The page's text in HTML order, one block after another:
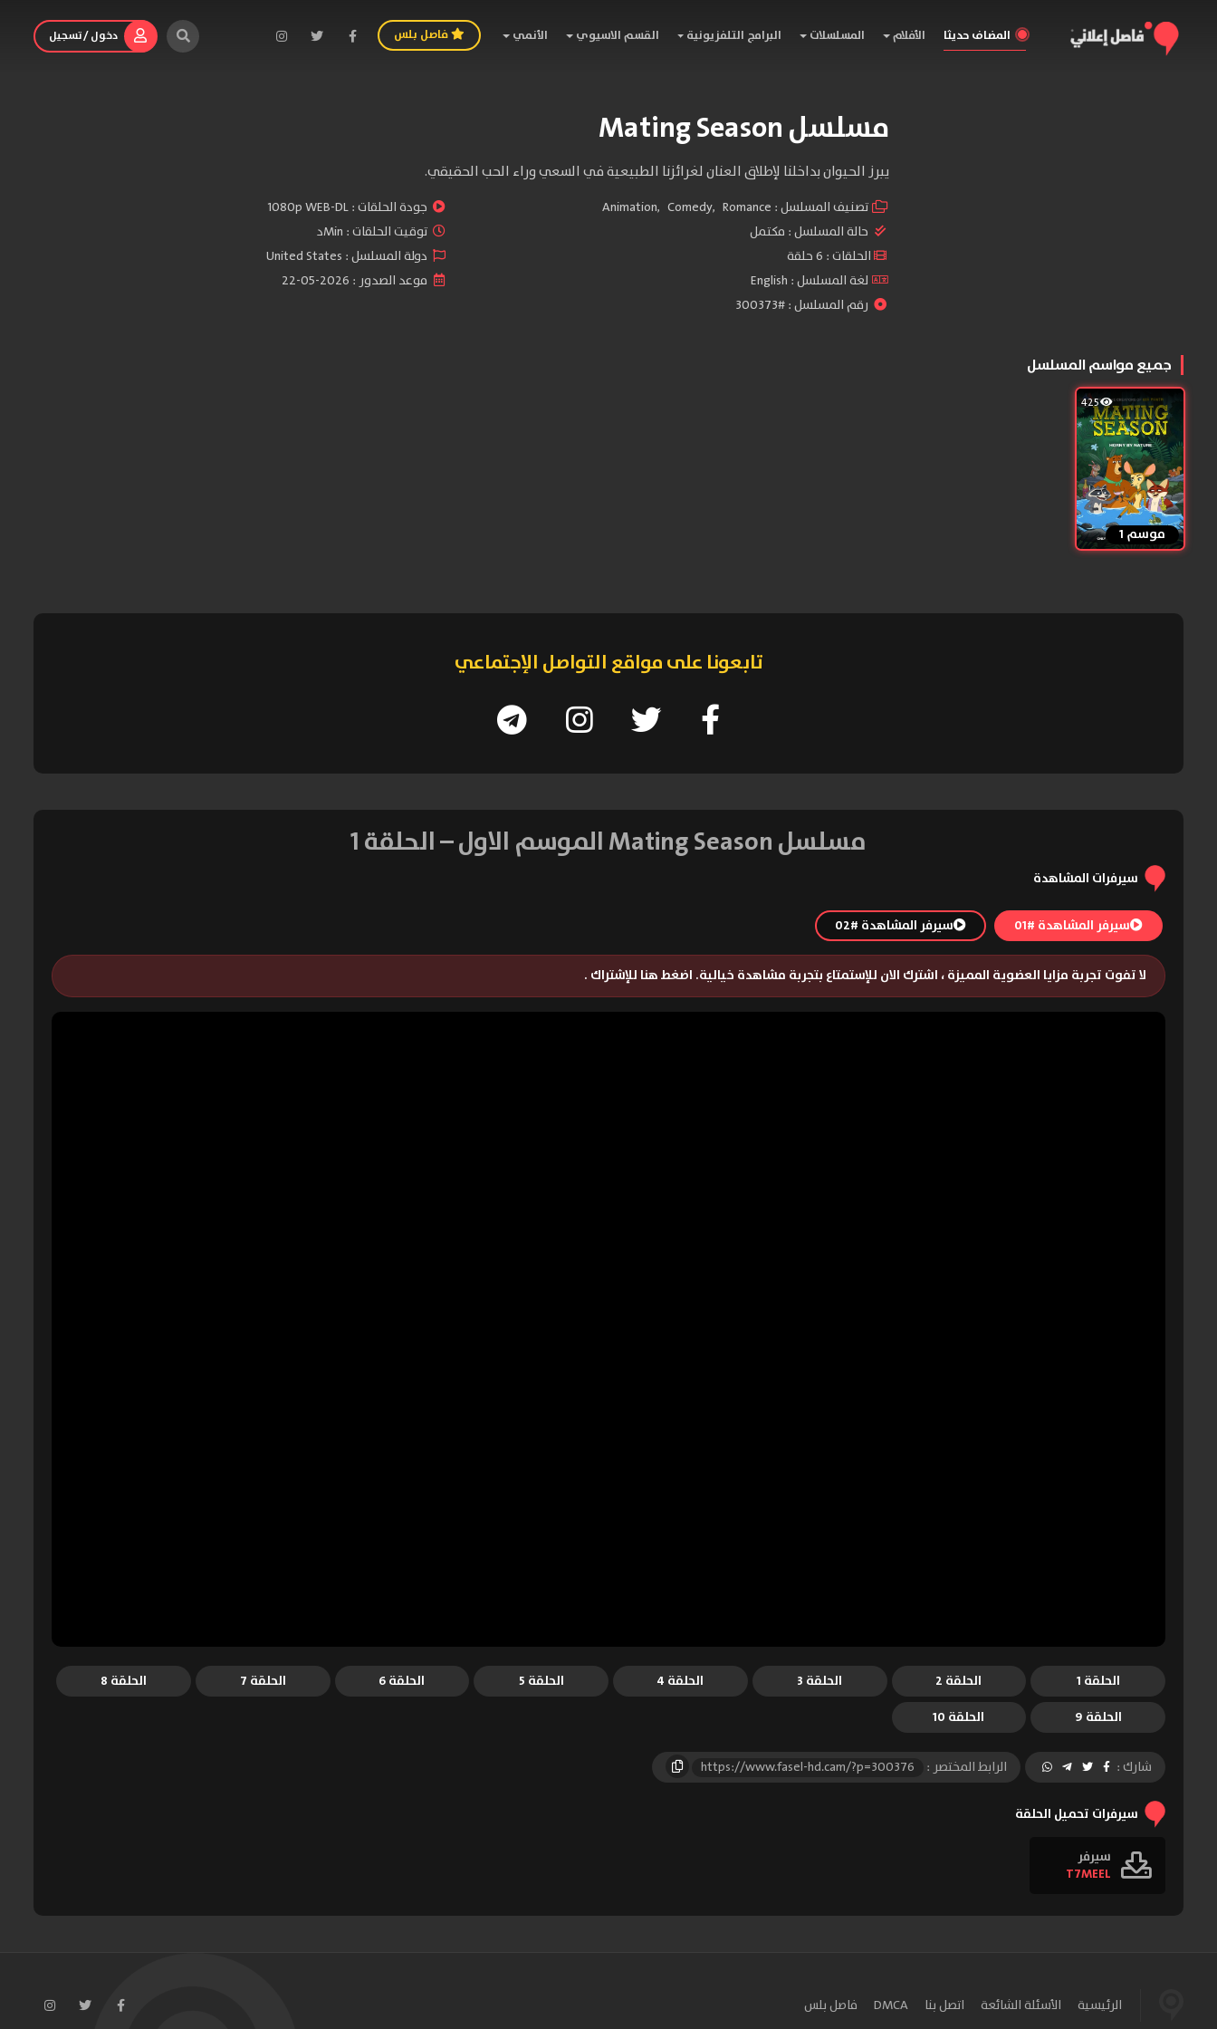
المضاف حديثا الأفلام المسلسلات البرامج التلفزيونية القسم الاسيوي الأنمي فاصل بلس دخول / تسجيل
مسلسل Mating Season
يبرز الحيوان بداخلنا لإطلاق العنان لغرائزنا الطبيعية في السعي وراء الحب الحقيقي.
تصنيف المسلسل : Animation, Comedy, Romance جودة الحلقات :1080p WEB-DL
حالة المسلسل : مكتمل
توقيت الحلقات : Minد
الحلقات : 6 حلقة
دولة المسلسل : United States
لغة المسلسل : English
موعد الصدور : 2026-05-22
رقم المسلسل : #300373
جميع مواسم المسلسل
425
موسم 1
تابعونا على مواقع التواصل الإجتماعي
مسلسل Mating Season الموسم الاول – الحلقة 1
سيرفرات المشاهدة
سيرفر المشاهدة #01 سيرفر المشاهدة #02
لا تفوت تجربة مزايا العضوية المميزة ، اشترك الان للإستمتاع بتجربة مشاهدة خيالية. اضغط هنا للإشتراك .
الحلقة 1 الحلقة 2 الحلقة 3 الحلقة 4 الحلقة 5 الحلقة 6 الحلقة 7
الحلقة 8
الحلقة 9
الحلقة 10
شارك : الرابط المختصر : https://www.fasel-hd.cam/?p=300376
سيرفرات تحميل الحلقة
سيرفر
T7MEEL
الرئيسية الأسئلة الشائعة اتصل بنا DMCA فاصل بلس